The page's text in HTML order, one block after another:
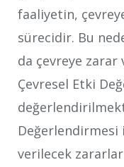
faaliyetin,
sürecidir. Bu
da çevreye
Çevresel Etki
Değerlendirmesi
verilecek